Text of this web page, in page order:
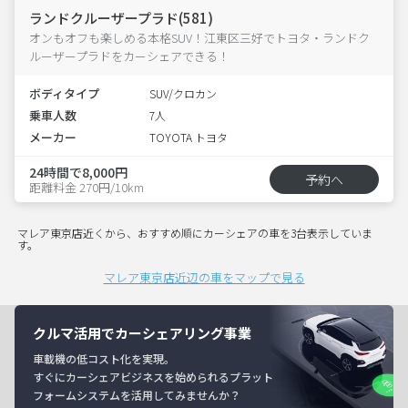
ランドクルーザープラド(581)
オンもオフも楽しめる本格SUV！江東区三好でトヨタ・ランドク
ルーザープラドをカーシェアできる！
ボディタイプ SUV/クロカン
乗車人数 7人
メーカー TOYOTA トヨタ
24時間で8,000円
距離料金 270円/10km 予約へ
マレア東京店近くから、おすすめ順にカーシェアの車を3台表示していま
す。
マレア東京店近辺の車をマップで見る
クルマ活用でカーシェアリング事業
車載機の低コスト化を実現。
すぐにカーシェアビジネスを始められるプラット
フォームシステムを活用してみませんか？